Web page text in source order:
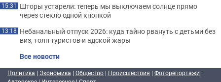
15:31 Шторы устарели: теперь мы выключаем солнце прямо
через стекло одной кнопкой
13:18 Небанальный отпуск 2026: куда тайно рвануть с детьми без
виз, толп туристов и адской жары
Все новости
Политика | Экономика | Общество | Происшествия | Фоторепортажи |